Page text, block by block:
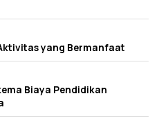
yang Bermanfaat
Biaya Pendidikan